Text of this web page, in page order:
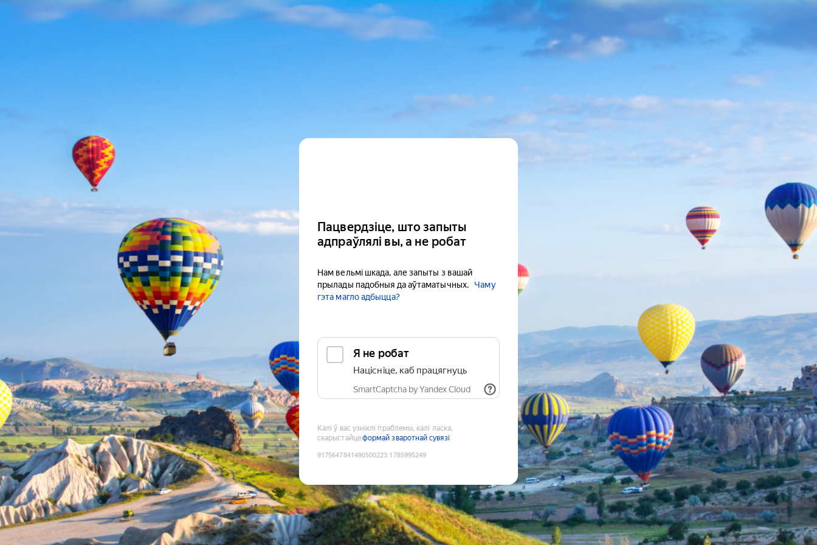
Пацвердзіце, што запыты
адпраўлялі вы, а не робат
Нам вельмі шкада, але запыты з вашай
прылады падобныя да аўтаматычных.
Чаму
гэта магло адбыцца?
Я не робат
Націсніце, каб працягнуць
SmartCaptcha by Yandex Cloud
Калі ў вас узніклі праблемы, калі ласка,
скарыстайцеформай зваротнай сувязі
9175647841490500223:1785995249